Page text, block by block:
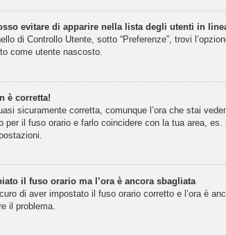
evitare di apparire nella lista degli utenti in
di Controllo Utente, sotto “Preferenze”, trovi
come utente nascosto.
è corretta!
sicuramente corretta, comunque l’ora che stai
per il fuso orario e farlo coincidere con la tua area,
il fuso orario ma l’ora è ancora sbagliata
di aver impostato il fuso orario corretto e l’ora è
il problema.